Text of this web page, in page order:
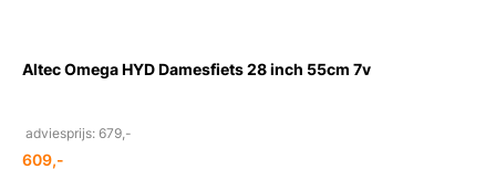
Altec Omega HYD Damesfiets 28 inch 55cm 7v
adviesprijs: 679,-
609,-